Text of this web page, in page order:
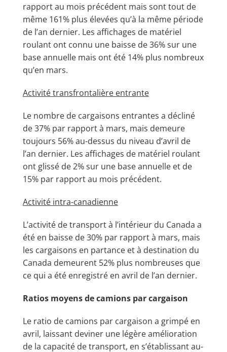
rapport au mois précédent mais sont tout de
même 161% plus élevées qu’à la même période
de l’an dernier. Les affichages de matériel
roulant ont connu une baisse de 36% sur une
base annuelle mais ont été 14% plus nombreux
qu’en mars.
Activité transfrontalière entrante
Le nombre de cargaisons entrantes a décliné
de 37% par rapport à mars, mais demeure
toujours 56% au-dessus du niveau d’avril de
l’an dernier. Les affichages de matériel roulant
ont glissé de 2% sur une base annuelle et de
15% par rapport au mois précédent.
Activité intra-canadienne
L’activité de transport à l’intérieur du Canada a
été en baisse de 30% par rapport à mars, mais
les cargaisons en partance et à destination du
Canada demeurent 52% plus nombreuses que
ce qui a été enregistré en avril de l’an dernier.
Ratios moyens de camions par cargaison
Le ratio de camions par cargaison a grimpé en
avril, laissant deviner une légère amélioration
de la capacité de transport, en s’établissant au-